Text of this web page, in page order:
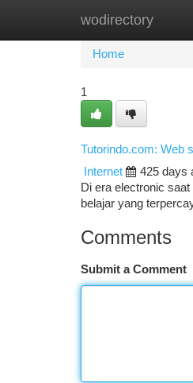
wodirectory
Home
Home
1
Tutorindo.com: Web
Internet
425 days
Di era electronic
belajar yang
Comments
Submit a Comment